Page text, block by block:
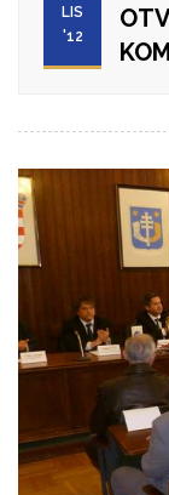
LIS
'12